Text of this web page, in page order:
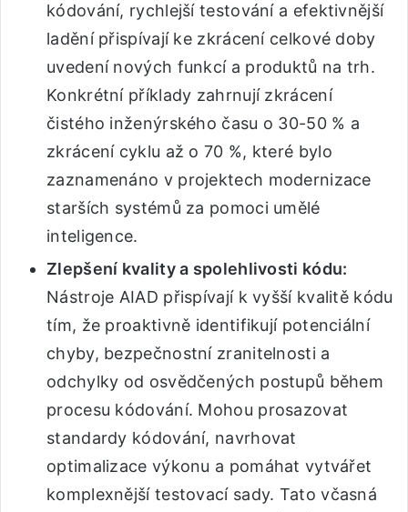
kódování, rychlejší testování a efektivnější
ladění přispívají ke zkrácení celkové doby
uvedení nových funkcí a produktů na trh.
Konkrétní příklady zahrnují zkrácení
čistého inženýrského času o 30-50 % a
zkrácení cyklu až o 70 %, které bylo
zaznamenáno v projektech modernizace
starších systémů za pomoci umělé
inteligence.
Zlepšení kvality a spolehlivosti kódu:
Nástroje AIAD přispívají k vyšší kvalitě kódu
tím, že proaktivně identifikují potenciální
chyby, bezpečnostní zranitelnosti a
odchylky od osvědčených postupů během
procesu kódování. Mohou prosazovat
standardy kódování, navrhovat
optimalizace výkonu a pomáhat vytvářet
komplexnější testovací sady. Tato včasná